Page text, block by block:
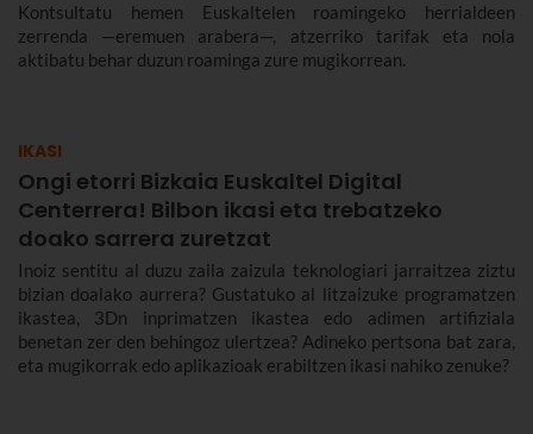
Kontsultatu hemen Euskaltelen roamingeko herrialdeen
zerrenda —eremuen arabera—, atzerriko tarifak eta nola
aktibatu behar duzun roaminga zure mugikorrean.
IKASI
Ongi etorri Bizkaia Euskaltel Digital
Centerrera! Bilbon ikasi eta trebatzeko
doako sarrera zuretzat
Inoiz sentitu al duzu zaila zaizula teknologiari jarraitzea ziztu
bizian doalako aurrera? Gustatuko al litzaizuke programatzen
ikastea, 3Dn inprimatzen ikastea edo adimen artifiziala
benetan zer den behingoz ulertzea? Adineko pertsona bat zara,
eta mugikorrak edo aplikazioak erabiltzen ikasi nahiko zenuke?